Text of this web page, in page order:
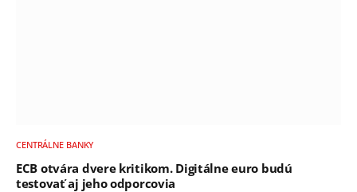
CENTRÁLNE BANKY
ECB otvára dvere kritikom. Digitálne euro budú
testovať aj jeho odporcovia